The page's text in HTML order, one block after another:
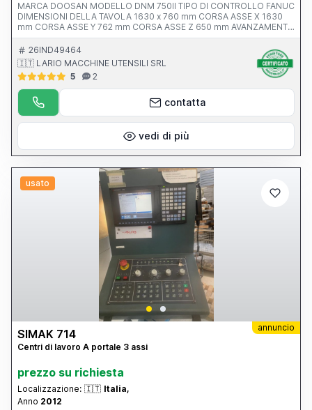
MARCA DOOSAN MODELLO DNM 750II TIPO DI CONTROLLO FANUC
DIMENSIONI DELLA TAVOLA 1630 x 760 mm CORSA ASSE X 1630
mm CORSA ASSE Y 762 mm CORSA ASSE Z 650 mm AVANZAMENTO
RAPIDO ASSI X-Y-Z ATTACCO MANDRINO Iso 40 VELOCITA’
MANDRINO 12.000 rpm ANNO V MACCHINA CE 2017 PESO 13500
KG
26IND49464
🇮🇹 LARIO MACCHINE UTENSILI SRL
5
2
contatta
vedi di più
usato
annuncio
SIMAK 714
Centri di lavoro A portale 3 assi
prezzo su richiesta
Localizzazione: 🇮🇹 Italia,
Anno 2012